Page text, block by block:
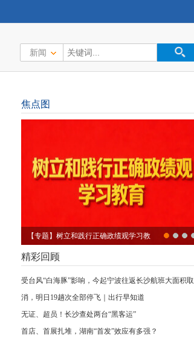
新闻
焦点图
【专题】树立和践行正确政绩观学习教
育
精彩回顾
受台风“白海豚”影响，今起宁波往返长沙航班大面积取
消，明日19趟次全部停飞｜出行早知道
无证、超员！长沙查处两台“黑客运”
首店、首展扎堆，湖南“首发”效应有多强？